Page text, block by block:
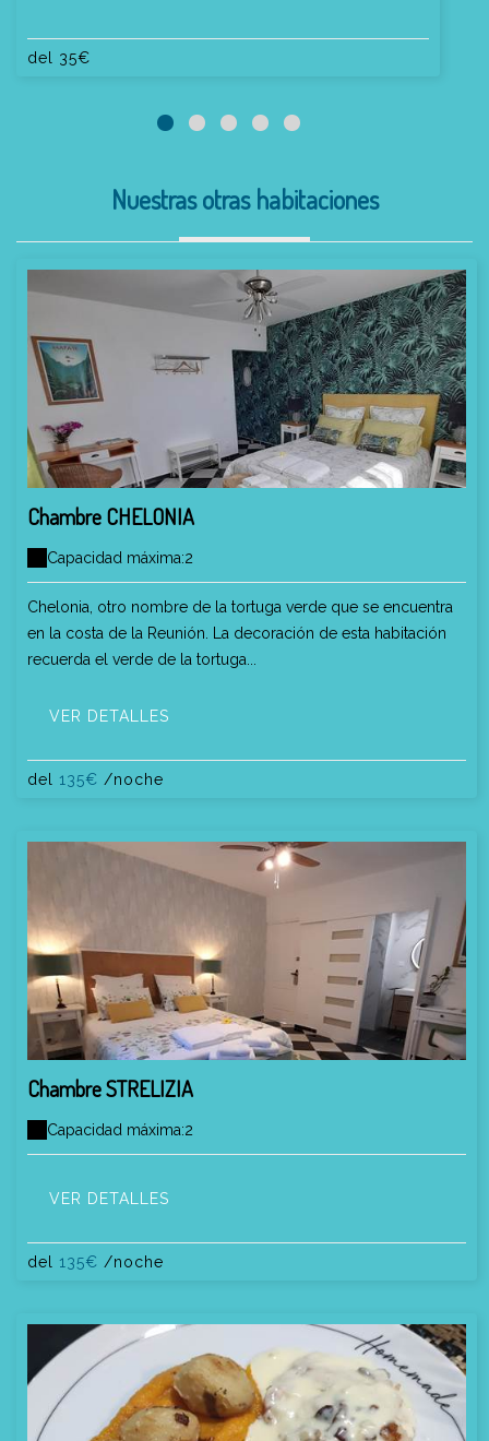
del 35€
Nuestras otras habitaciones
Chambre CHELONIA
Capacidad máxima:2
Chelonia, otro nombre de la tortuga verde que se encuentra
en la costa de la Reunión. La decoración de esta habitación
recuerda el verde de la tortuga...
VER DETALLES
del 135€ /noche
Chambre STRELIZIA
Capacidad máxima:2
VER DETALLES
del 135€ /noche